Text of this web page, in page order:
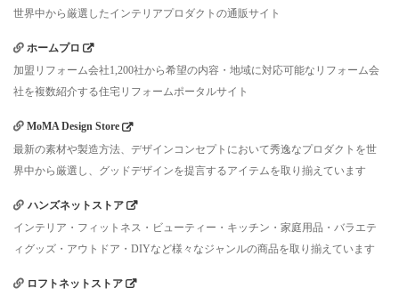
世界中から厳選したインテリアプロダクトの通販サイト
ホームプロ
加盟リフォーム会社1,200社から希望の内容・地域に対応可能なリフォーム会
社を複数紹介する住宅リフォームポータルサイト
MoMA Design Store
最新の素材や製造方法、デザインコンセプトにおいて秀逸なプロダクトを世
界中から厳選し、グッドデザインを提言するアイテムを取り揃えています
ハンズネットストア
インテリア・フィットネス・ビューティー・キッチン・家庭用品・バラエテ
ィグッズ・アウトドア・DIYなど様々なジャンルの商品を取り揃えています
ロフトネットストア